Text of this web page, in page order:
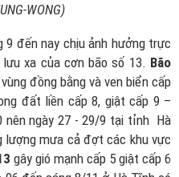
WONG)
đến nay chịu ảnh hưởng trực
xa của cơn bão số 13. Bão
đồng bằng và ven biển cấp
đất liền cấp 8, giật cấp 9 –
nên ngày 27 - 29/9 tại tỉnh Hà
mưa cả đợt các khu vực
gây gió mạnh cấp 5 giật cấp 6